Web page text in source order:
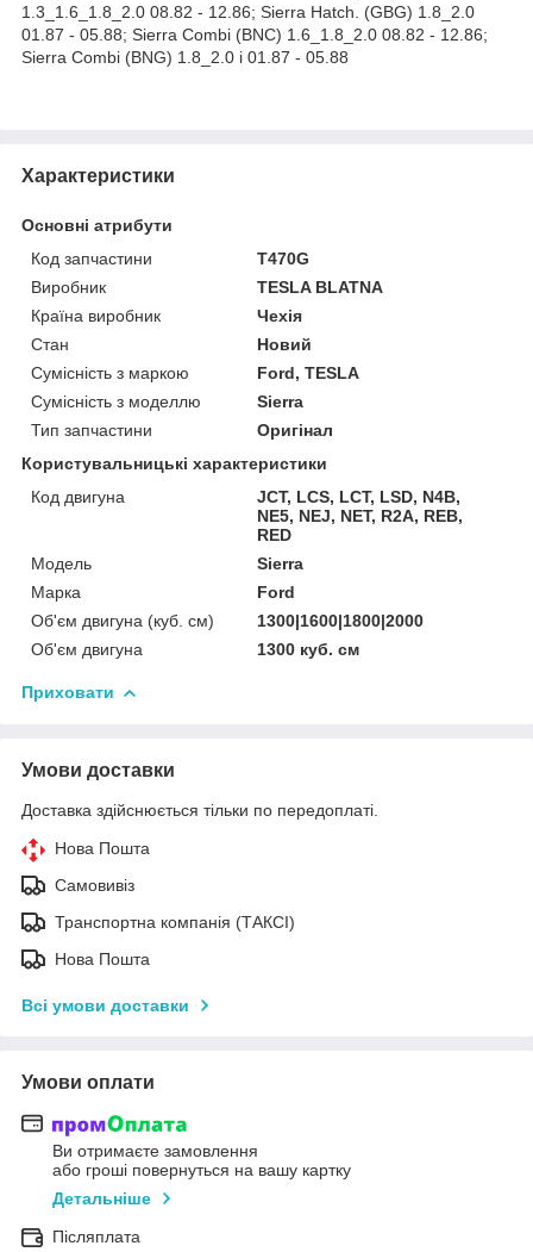
1.3_1.6_1.8_2.0 08.82 - 12.86; Sierra Hatch. (GBG) 1.8_2.0
01.87 - 05.88; Sierra Combi (BNC) 1.6_1.8_2.0 08.82 - 12.86;
Sierra Combi (BNG) 1.8_2.0 i 01.87 - 05.88
Характеристики
Основні атрибути
Код запчастини
T470G
Виробник
TESLA BLATNA
Країна виробник
Чехія
Стан
Новий
Сумісність з маркою
Ford, TESLA
Сумісність з моделлю
Sierra
Тип запчастини
Оригінал
Користувальницькі характеристики
Код двигуна
JCT, LCS, LCT, LSD, N4B,
NE5, NEJ, NET, R2A, REB,
RED
Мoдель
Sierra
Марка
Ford
Об'єм двигуна (куб. см)
1300|1600|1800|2000
Об'єм двигуна
1300 куб. cм
Приховати
Умови доставки
Доставка здійснюється тільки по передоплаті.
Нова Пошта
Самовивіз
Транспортна компанія (ТАКСІ)
Нова Пошта
Всі умови доставки
Умови оплати
Ви отримаєте замовлення
або гроші повернуться на вашу картку
Детальніше
Післяплата